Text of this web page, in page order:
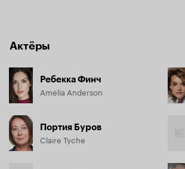
Актёры
Ребекка Финч
Amelia Anderson
Портия Буров
Claire Tyche